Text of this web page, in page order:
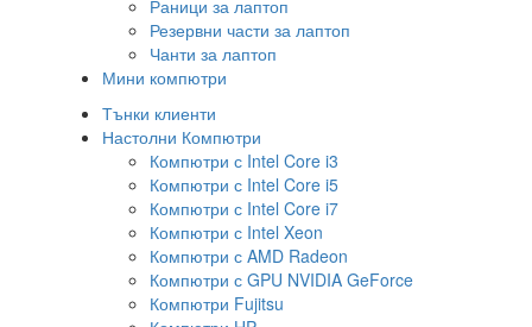
Раници за лаптоп
Резервни части за лаптоп
Чанти за лаптоп
Мини компютри
Тънки клиенти
Настолни Компютри
Компютри с Intel Core i3
Компютри с Intel Core i5
Компютри с Intel Core i7
Компютри с Intel Xeon
Компютри с AMD Radeon
Компютри с GPU NVIDIA GeForce
Компютри Fujitsu